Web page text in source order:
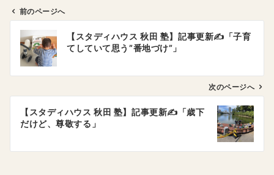
ビ
ン
前のページへ
【スタディハウス 秋田 塾】記事更新✍️「子育
てしていて思う”番地づけ”」
次のページへ
【スタディハウス 秋田 塾】記事更新✍️「歳下
だけど、尊敬する」